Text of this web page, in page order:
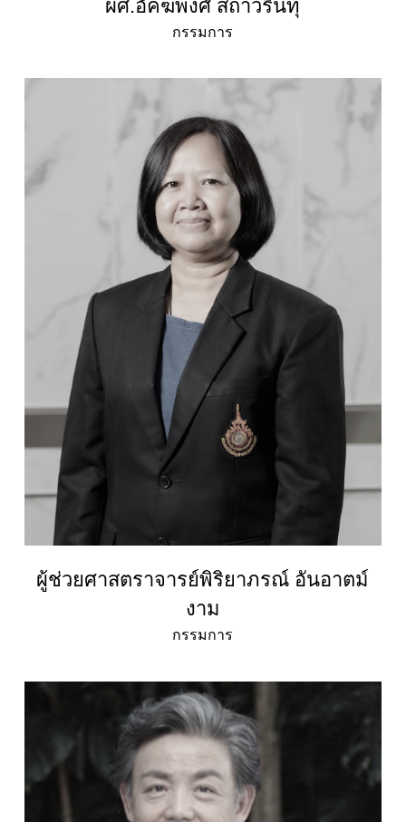
ผศ.อัคฆพงศ์ สถาวรินทุ
กรรมการ
ผู้ช่วยศาสตราจารย์พิริยาภรณ์ อันอาตม์
งาม
กรรมการ